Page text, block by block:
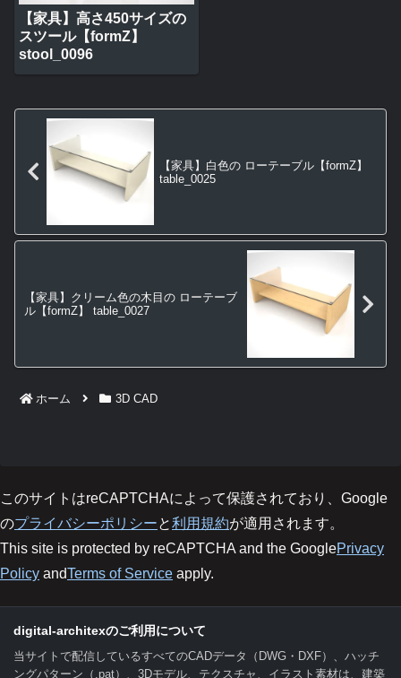
【家具】高さ450サイズの
スツール【formZ】
stool_0096
【家具】白色の ローテーブル【formZ】
table_0025
【家具】クリーム色の木目の ローテーブ
ル【formZ】 table_0027
ホーム 3D CAD
このサイトはreCAPTCHAによって保護されており、Google
のプライバシーポリシーと利用規約が適用されます。
This site is protected by reCAPTCHA and the GooglePrivacy
Policy andTerms of Service apply.
digital-architexのご利用について
当サイトで配信しているすべてのCADデータ（DWG・DXF）、ハッチ
ングパターン（.pat）、3Dモデル、テクスチャ、イラスト素材は、建築